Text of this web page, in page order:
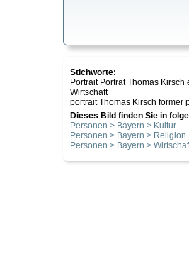
Stichworte:
Portrait Porträt Thomas
Wirtschaft
portrait Thomas Kirsch former
Dieses Bild finden Sie in
Personen > Bayern > Kultur
Personen > Bayern > Religion
Personen > Bayern >